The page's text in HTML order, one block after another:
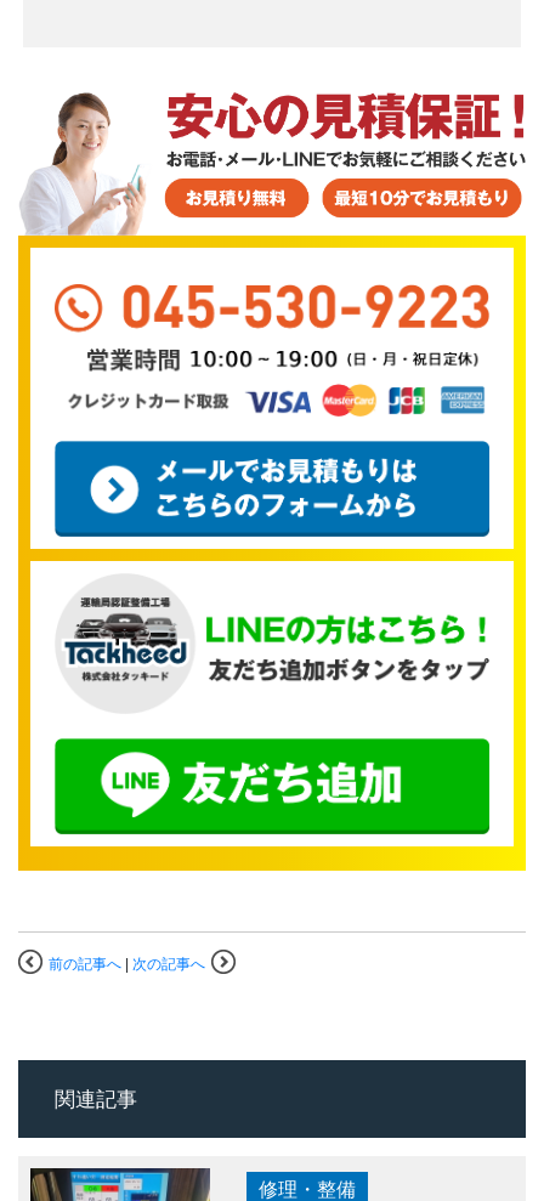
前の記事へ | 次の記事へ
関連記事
修理・整備